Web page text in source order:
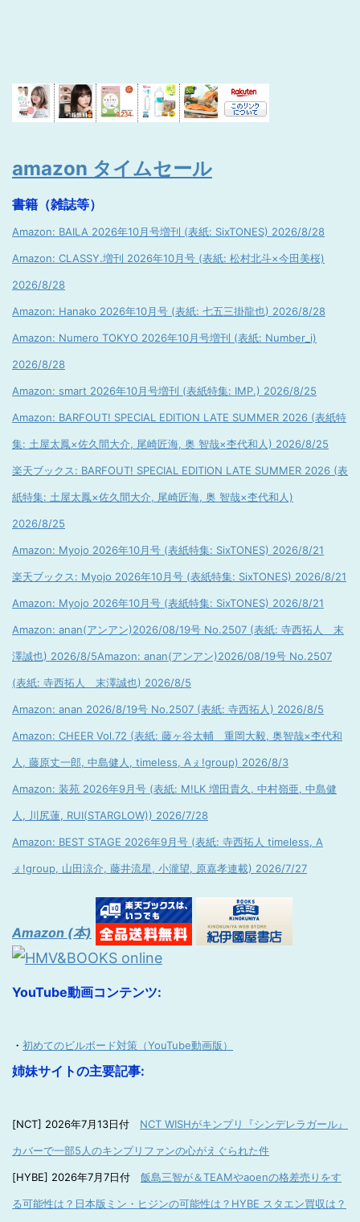
amazon タイムセール
書籍（雑誌等）
Amazon: BAILA 2026年10月号増刊 (表紙: SixTONES) 2026/8/28
Amazon: CLASSY.増刊 2026年10月号 (表紙: 松村北斗×今田美桜)
2026/8/28
Amazon: Hanako 2026年10月号 (表紙: 七五三掛龍也) 2026/8/28
Amazon: Numero TOKYO 2026年10月号増刊 (表紙: Number_i)
2026/8/28
Amazon: smart 2026年10月号増刊 (表紙特集: IMP.) 2026/8/25
Amazon: BARFOUT! SPECIAL EDITION LATE SUMMER 2026 (表紙特
集: 土屋太鳳×佐久間大介, 尾崎匠海, 奥 智哉×杢代和人) 2026/8/25
楽天ブックス: BARFOUT! SPECIAL EDITION LATE SUMMER 2026 (表
紙特集: 土屋太鳳×佐久間大介, 尾崎匠海, 奥 智哉×杢代和人)
2026/8/25
Amazon: Myojo 2026年10月号 (表紙特集: SixTONES) 2026/8/21
楽天ブックス: Myojo 2026年10月号 (表紙特集: SixTONES) 2026/8/21
Amazon: Myojo 2026年10月号 (表紙特集: SixTONES) 2026/8/21
Amazon: anan(アンアン)2026/08/19号 No.2507 (表紙: 寺西拓人 末
澤誠也) 2026/8/5Amazon: anan(アンアン)2026/08/19号 No.2507
(表紙: 寺西拓人 末澤誠也) 2026/8/5
Amazon: anan 2026/8/19号 No.2507 (表紙: 寺西拓人) 2026/8/5
Amazon: CHEER Vol.72 (表紙: 藤ヶ谷太輔 重岡大毅, 奥智哉×杢代和
人, 藤原丈一郎, 中島健人, timeless, Aぇ!group) 2026/8/3
Amazon: 装苑 2026年9月号 (表紙: M!LK 増田貴久, 中村嶺亜, 中島健
人, 川尻蓮, RUI(STARGLOW)) 2026/7/28
Amazon: BEST STAGE 2026年9月号 (表紙: 寺西拓人 timeless, A
ぇ!group, 山田涼介, 藤井流星, 小瀧望, 原嘉孝連載) 2026/7/27
Amazon (本)
YouTube動画コンテンツ:
・ 初めてのビルボード対策（YouTube動画版）
姉妹サイトの主要記事:
[NCT] 2026年7月13日付 NCT WISHがキンプリ『シンデレラガール』
カバーで一部5人のキンプリファンの心がえぐられた件
[HYBE] 2026年7月7日付 飯島三智が＆TEAMやaoenの格差売りをす
る可能性は？日本版ミン・ヒジンの可能性は？HYBE スタエン買収は？